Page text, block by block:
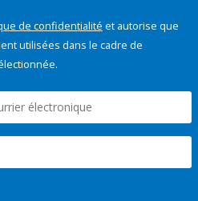
de confidentialité et autorise que
utilisées dans le cadre de